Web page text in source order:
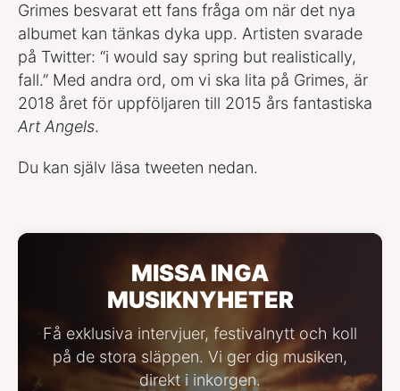
Grimes besvarat ett fans fråga om när det nya
albumet kan tänkas dyka upp. Artisten svarade
på Twitter: “i would say spring but realistically,
fall.” Med andra ord, om vi ska lita på Grimes, är
2018 året för uppföljaren till 2015 års fantastiska
Art Angels.
Du kan själv läsa tweeten nedan.
MISSA INGA
MUSIKNYHETER
Få exklusiva intervjuer, festivalnytt och koll
på de stora släppen. Vi ger dig musiken,
direkt i inkorgen.